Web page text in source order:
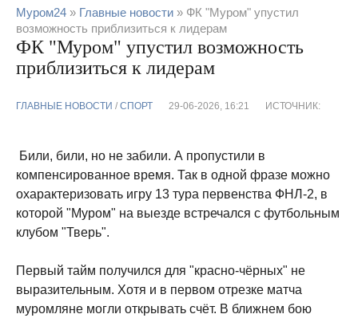
Муром24 » Главные новости » ФК "Муром" упустил
возможность приблизиться к лидерам
ФК "Муром" упустил возможность
приблизиться к лидерам
ГЛАВНЫЕ НОВОСТИ / CПОРТ 29-06-2026, 16:21 ИСТОЧНИК:
Били, били, но не забили. А пропустили в
компенсированное время. Так в одной фразе можно
охарактеризовать игру 13 тура первенства ФНЛ-2, в
которой "Муром" на выезде встречался с футбольным
клубом "Тверь".
Первый тайм получился для "красно-чёрных" не
выразительным. Хотя и в первом отрезке матча
муромляне могли открывать счёт. В ближнем бою